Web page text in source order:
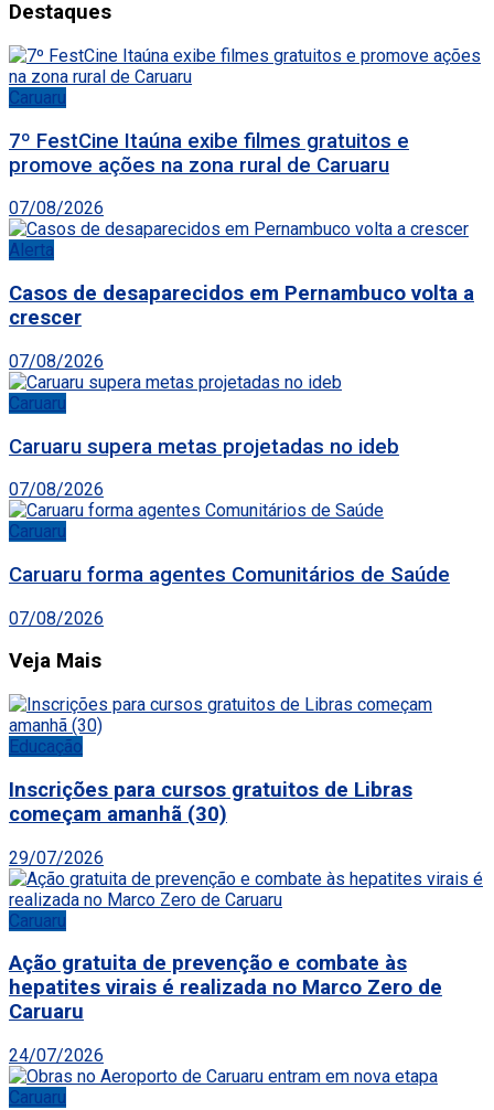
Destaques
Caruaru
7º FestCine Itaúna exibe filmes gratuitos e
promove ações na zona rural de Caruaru
07/08/2026
Alerta
Casos de desaparecidos em Pernambuco volta a
crescer
07/08/2026
Caruaru
Caruaru supera metas projetadas no ideb
07/08/2026
Caruaru
Caruaru forma agentes Comunitários de Saúde
07/08/2026
Veja Mais
Educação
Inscrições para cursos gratuitos de Libras
começam amanhã (30)
29/07/2026
Caruaru
Ação gratuita de prevenção e combate às
hepatites virais é realizada no Marco Zero de
Caruaru
24/07/2026
Caruaru